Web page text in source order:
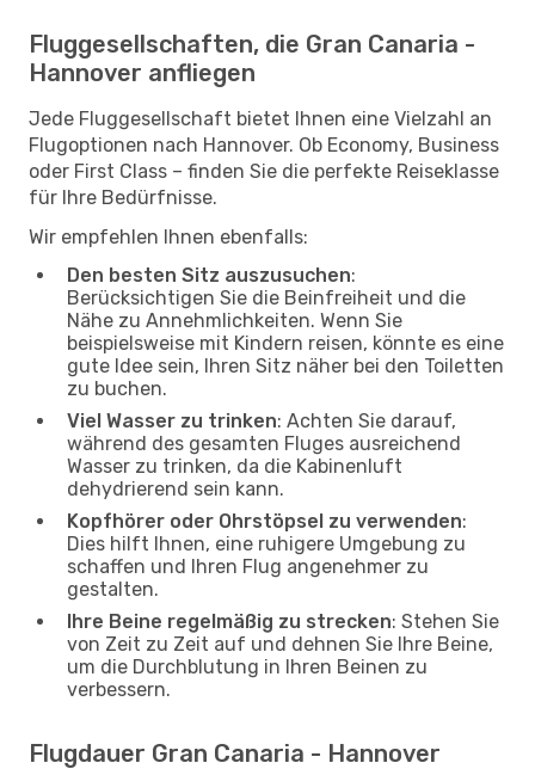
Fluggesellschaften, die Gran Canaria -
Hannover anfliegen
Jede Fluggesellschaft bietet Ihnen eine Vielzahl an
Flugoptionen nach Hannover. Ob Economy, Business
oder First Class – finden Sie die perfekte Reiseklasse
für Ihre Bedürfnisse.
Wir empfehlen Ihnen ebenfalls:
Den besten Sitz auszusuchen:
Berücksichtigen Sie die Beinfreiheit und die
Nähe zu Annehmlichkeiten. Wenn Sie
beispielsweise mit Kindern reisen, könnte es eine
gute Idee sein, Ihren Sitz näher bei den Toiletten
zu buchen.
Viel Wasser zu trinken: Achten Sie darauf,
während des gesamten Fluges ausreichend
Wasser zu trinken, da die Kabinenluft
dehydrierend sein kann.
Kopfhörer oder Ohrstöpsel zu verwenden:
Dies hilft Ihnen, eine ruhigere Umgebung zu
schaffen und Ihren Flug angenehmer zu
gestalten.
Ihre Beine regelmäßig zu strecken: Stehen Sie
von Zeit zu Zeit auf und dehnen Sie Ihre Beine,
um die Durchblutung in Ihren Beinen zu
verbessern.
Flugdauer Gran Canaria - Hannover